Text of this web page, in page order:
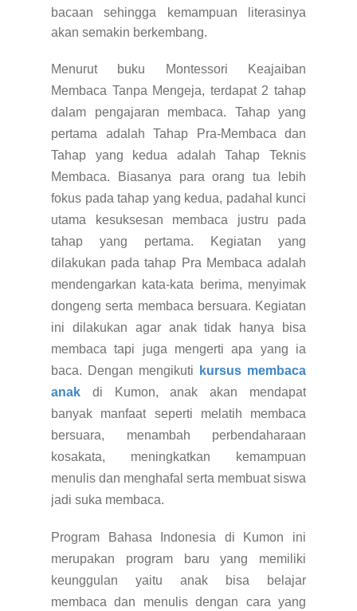
bacaan sehingga kemampuan literasinya
akan semakin berkembang.
Menurut buku Montessori Keajaiban
Membaca Tanpa Mengeja, terdapat 2 tahap
dalam pengajaran membaca. Tahap yang
pertama adalah Tahap Pra-Membaca dan
Tahap yang kedua adalah Tahap Teknis
Membaca. Biasanya para orang tua lebih
fokus pada tahap yang kedua, padahal kunci
utama kesuksesan membaca justru pada
tahap yang pertama. Kegiatan yang
dilakukan pada tahap Pra Membaca adalah
mendengarkan kata-kata berima, menyimak
dongeng serta membaca bersuara. Kegiatan
ini dilakukan agar anak tidak hanya bisa
membaca tapi juga mengerti apa yang ia
baca. Dengan mengikuti
kursus membaca
anak di Kumon, anak akan mendapat
banyak manfaat seperti melatih membaca
bersuara, menambah perbendaharaan
kosakata, meningkatkan kemampuan
menulis dan menghafal serta membuat siswa
jadi suka membaca.
Program Bahasa Indonesia di Kumon ini
merupakan program baru yang memiliki
keunggulan yaitu anak bisa belajar
membaca dan menulis dengan cara yang